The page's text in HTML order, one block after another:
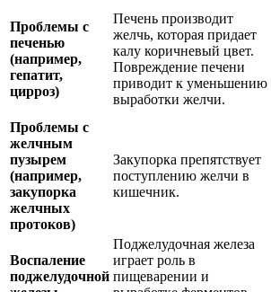
Проблемы с
печенью
(например,
гепатит,
цирроз)
Печень производит
желчь, которая придает
калу коричневый цвет.
Повреждение печени
приводит к уменьшению
выработки желчи.
Проблемы с
желчным
пузырем
(например,
закупорка
желчных
протоков)
Закупорка препятствует
поступлению желчи в
кишечник.
Воспаление
поджелудочной
Поджелудочная железа
играет роль в
пищеварении и